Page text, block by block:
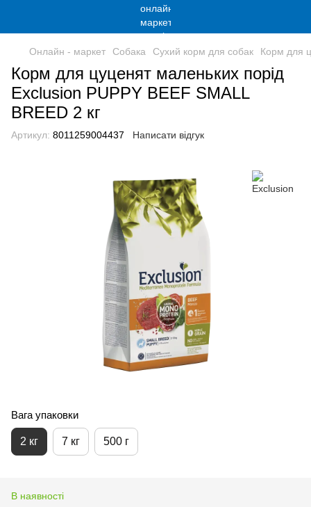
Онлайн - маркет Собака Сухий корм для собак Корм для
Корм для цуценят маленьких порід
Exclusion PUPPY BEEF SMALL
BREED 2 кг
Артикул: 8011259004437 Написати відгук
Вага упаковки
2 кг 7 кг 500 г
В наявності